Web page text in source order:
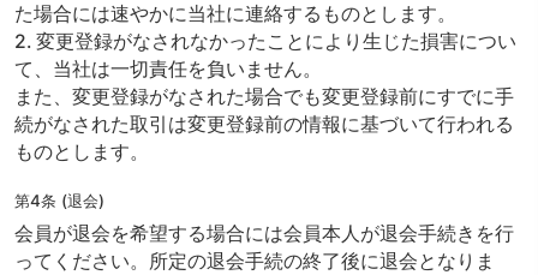
た場合には速やかに当社に連絡するものとします。
2. 変更登録がなされなかったことにより生じた損害につい
て、当社は一切責任を負いません。
また、変更登録がなされた場合でも変更登録前にすでに手
続がなされた取引は変更登録前の情報に基づいて行われる
ものとします。
第4条 (退会)
会員が退会を希望する場合には会員本人が退会手続きを行
ってください。所定の退会手続の終了後に退会となりま